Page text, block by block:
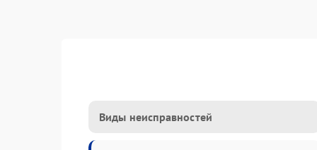
Виды неисправностей